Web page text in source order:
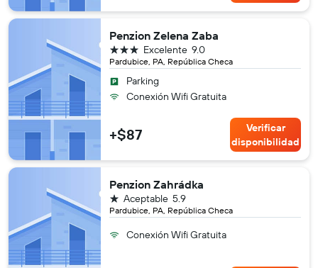
Penzion Zelena Zaba
Pardubice, PA, República Checa
9.0
Excelente
3 estrellas
Parking
Conexión Wifi Gratuita
+$87
Verificar
disponibilidad
Penzion Zahrádka
Pardubice, PA, República Checa
5.9
Aceptable
1 estrella
Conexión Wifi Gratuita